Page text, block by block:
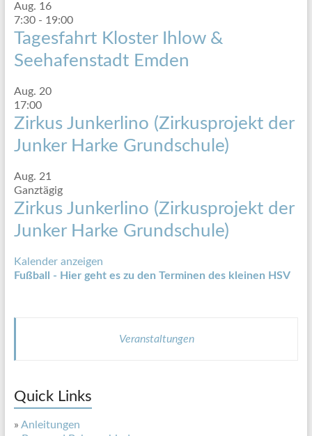
Aug. 16
7:30- 19:00
Tagesfahrt Kloster Ihlow &
Seehafenstadt Emden
Aug. 20
17:00
Zirkus Junkerlino (Zirkusprojekt der
Junker Harke Grundschule)
Aug. 21
Ganztägig
Zirkus Junkerlino (Zirkusprojekt der
Junker Harke Grundschule)
Kalender anzeigen
Fußball - Hier geht es zu den Terminen des kleinen HSV
Veranstaltungen
Quick Links
» Anleitungen